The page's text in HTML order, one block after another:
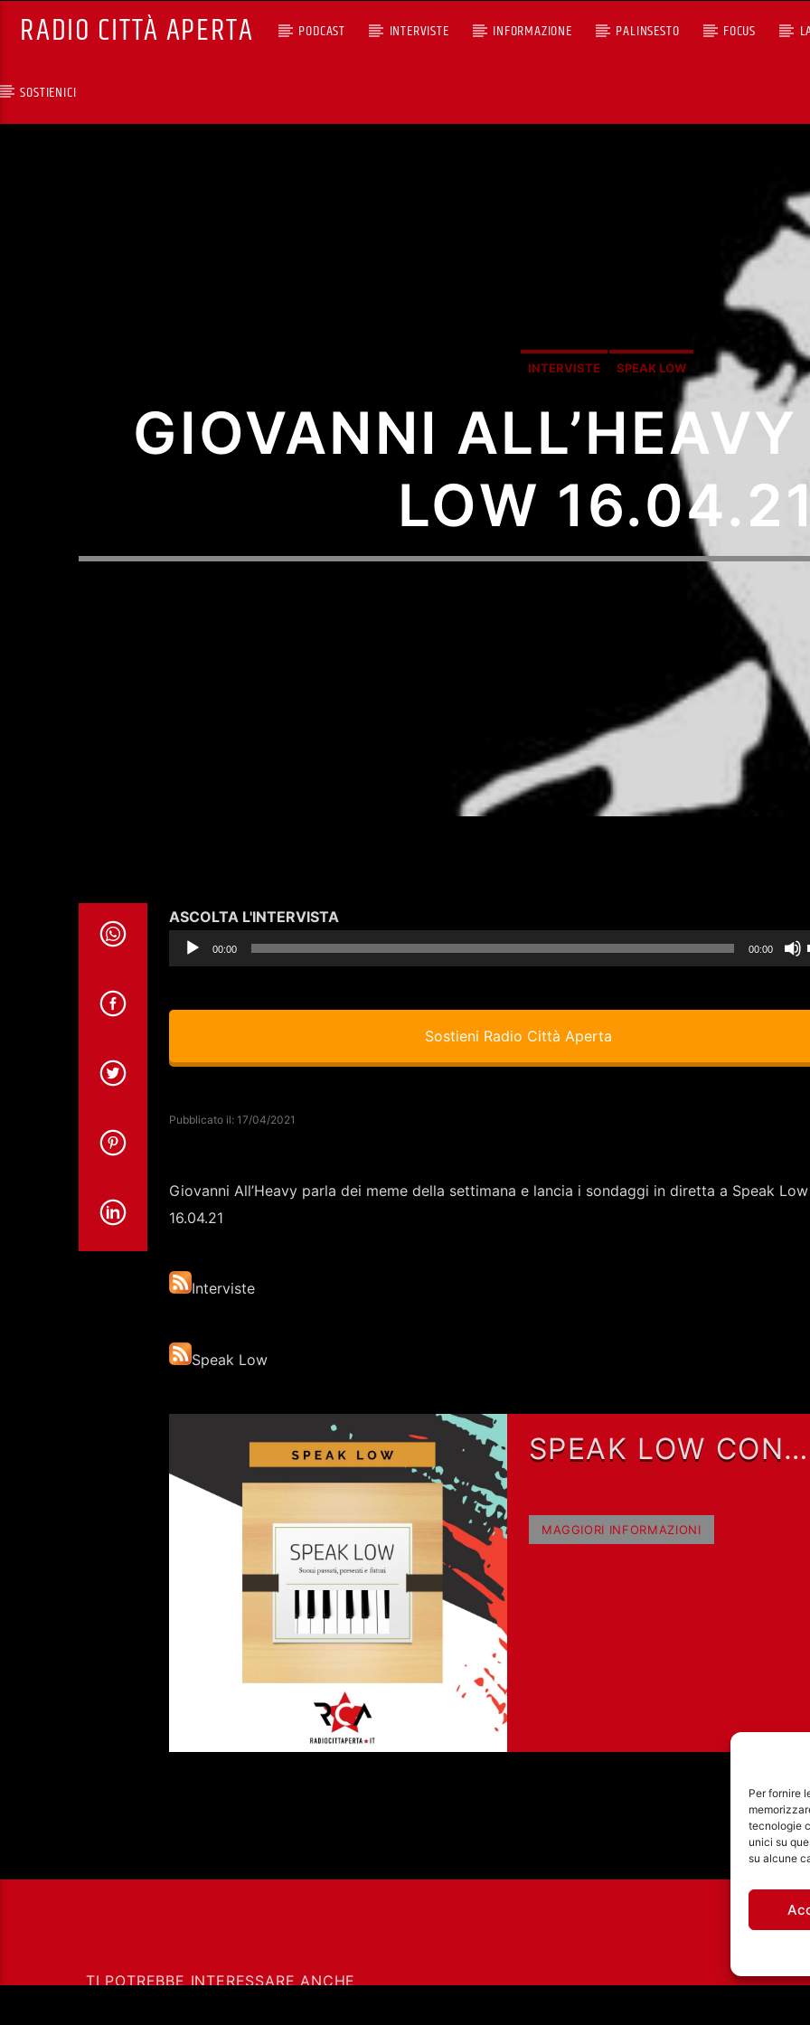
Per fornire
tecnologie
unici su
su alcune
RADIO CITTÀ APERTA PODCAST INTERVISTE INFORMAZIONE PALINSESTO FOCUS
SOSTIENICI
INTERVISTE SPEAK LOW
GIOVANNI
LOW
ASCOLTA L'INTERVISTAAudio
Player
00:00 00:00
i
il
Sostieni Radio Città Aperta
Pubblicato il: 17/04/2021
Giovanni All’Heavy parla dei meme della settimana e lancia i sondaggi in diretta a Speak
16.04.21
Interviste
Speak Low
SPEAK LOW CON
MAGGIORI INFORMAZIONI
TI POTREBBE INTERESSARE ANCHE